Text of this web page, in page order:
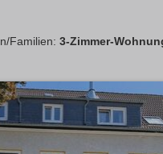
Familien: 3-Zimmer-